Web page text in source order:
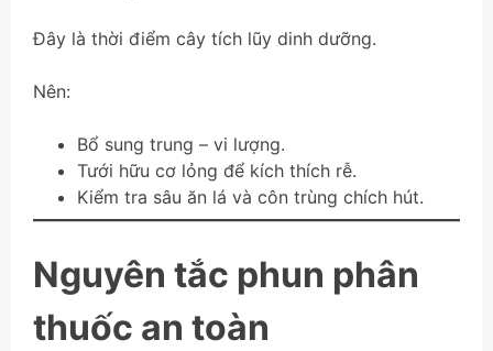
Đây là thời điểm cây tích lũy dinh dưỡng.
Nên:
Bổ sung trung – vi lượng.
Tưới hữu cơ lỏng để kích thích rễ.
Kiểm tra sâu ăn lá và côn trùng chích hút.
Nguyên tắc phun phân
thuốc an toàn